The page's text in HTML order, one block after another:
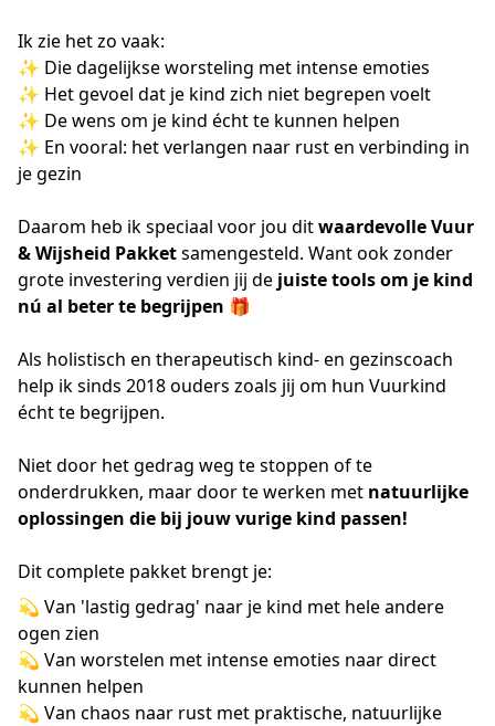
Ik zie het zo vaak:
✨ Die dagelijkse worsteling met intense emoties
✨ Het gevoel dat je kind zich niet begrepen voelt
✨ De wens om je kind écht te kunnen helpen
✨ En vooral: het verlangen naar rust en verbinding in
je gezin
Daarom heb ik speciaal voor jou ditwaardevolle Vuur
& Wijsheid Pakketsamengesteld. Want ook zonder
grote investering verdien jij de juiste tools om je kind
nú al beter te begrijpen 🎁
Als holistisch en therapeutisch kind- en gezinscoach
help ik sinds 2018 ouders zoals jij om hun Vuurkind
écht te begrijpen.
Niet door het gedrag weg te stoppen of te
onderdrukken, maar door te werken met natuurlijke
oplossingen die bij jouw vurige kind passen!
Dit complete pakket brengt je:
💫 Van 'lastig gedrag' naar je kind met hele andere
ogen zien
💫 Van worstelen met intense emoties naar direct
kunnen helpen
💫 Van chaos naar rust met praktische, natuurlijke